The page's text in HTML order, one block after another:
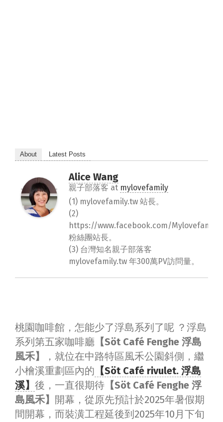
About Latest Posts
Alice Wang
親子部落客 at mylovefamily
(1) mylovefamily.tw 站長。
(2)
https://www.facebook.com/
粉絲團站長。
(3) 台灣知名親子部落客
mylovefamily.tw 年300萬PV訪問量。
桃園咖啡館，怎能少了浮島系列了呢 ？浮島
系列第五家咖啡廳 【Söt Café Fenghe 浮島
風禾】
，就位在中路特區風禾公園斜側，繼
小檜溪重劃區內的 【Söt Café rivulet. 浮島
溪】 後，一直很期待 【Söt Café Fenghe 浮
島風禾】 開幕，從原先預計於2025年暑假期
間開幕，而裝潢工程延後到2025年10月下旬